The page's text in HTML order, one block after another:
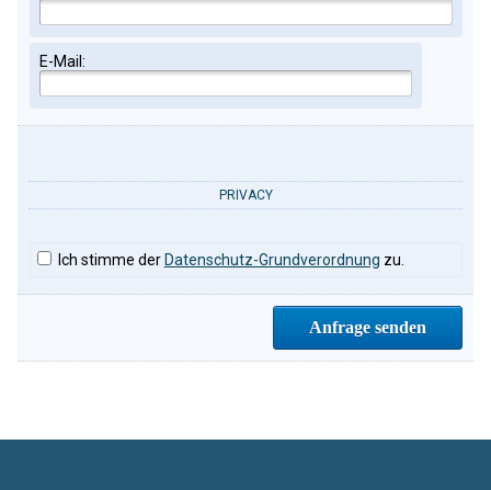
E-Mail:
PRIVACY
Ich stimme der Datenschutz-Grundverordnung zu.